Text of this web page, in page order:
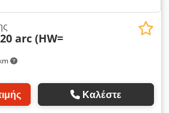
arc (HW=
Καλέστε